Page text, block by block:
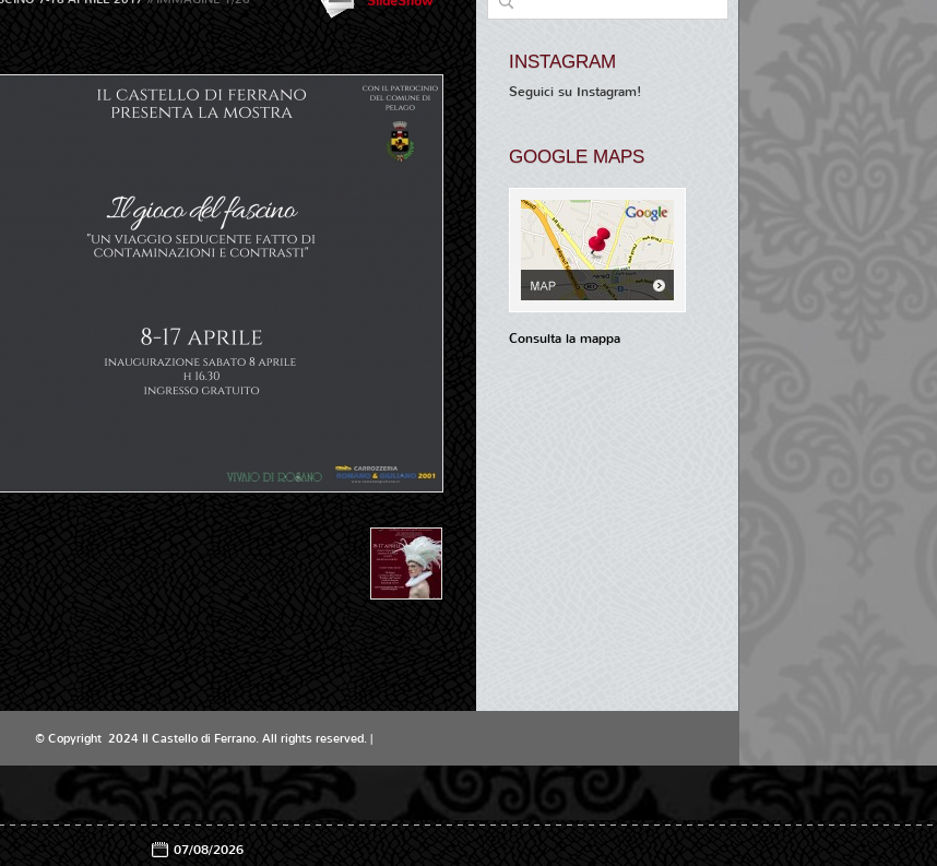
INSTAGRAM
Seguici su Instagram!
GOOGLE MAPS
Consulta la mappa
07/08/2026
© Copyright 2024 Il Castello di Ferrano. All rights reserved. |